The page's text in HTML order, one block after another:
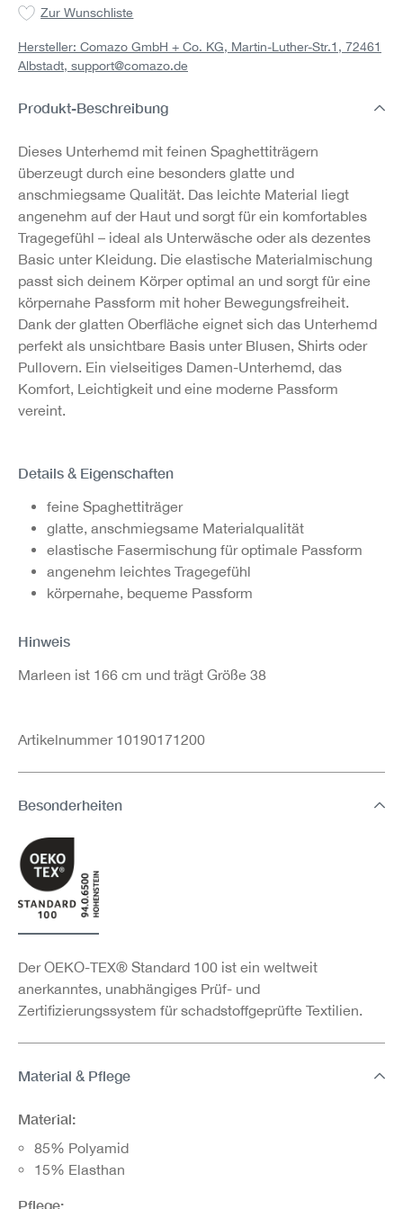
Zur Wunschliste
Hersteller: Comazo GmbH + Co. KG, Martin-Luther-Str.1, 72461
Albstadt, support@comazo.de
Produkt-Beschreibung
Dieses Unterhemd mit feinen Spaghettiträgern
überzeugt durch eine besonders glatte und
anschmiegsame Qualität. Das leichte Material liegt
angenehm auf der Haut und sorgt für ein komfortables
Tragegefühl – ideal als Unterwäsche oder als dezentes
Basic unter Kleidung. Die elastische Materialmischung
passt sich deinem Körper optimal an und sorgt für eine
körpernahe Passform mit hoher Bewegungsfreiheit.
Dank der glatten Oberfläche eignet sich das Unterhemd
perfekt als unsichtbare Basis unter Blusen, Shirts oder
Pullovern. Ein vielseitiges Damen-Unterhemd, das
Komfort, Leichtigkeit und eine moderne Passform
vereint.
Details & Eigenschaften
feine Spaghettiträger
glatte, anschmiegsame Materialqualität
elastische Fasermischung für optimale Passform
angenehm leichtes Tragegefühl
körpernahe, bequeme Passform
Hinweis
Marleen ist 166 cm und trägt Größe 38
Artikelnummer 10190171200
Besonderheiten
Der OEKO-TEX® Standard 100 ist ein weltweit
anerkanntes, unabhängiges Prüf- und
Zertifizierungssystem für schadstoffgeprüfte Textilien.
Material & Pflege
Material:
85% Polyamid
15% Elasthan
Pflege: